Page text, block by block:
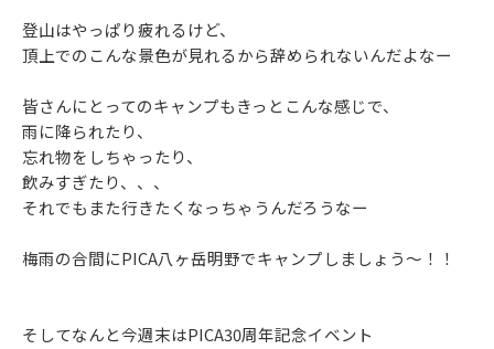
登山はやっぱり疲れるけど、
頂上でのこんな景色が見れるから辞められないんだよなー
皆さんにとってのキャンプもきっとこんな感じで、
雨に降られたり、
忘れ物をしちゃったり、
飲みすぎたり、、、
それでもまた行きたくなっちゃうんだろうなー
梅雨の合間にPICA八ヶ岳明野でキャンプしましょう～！！
そしてなんと今週末はPICA30周年記念イベント